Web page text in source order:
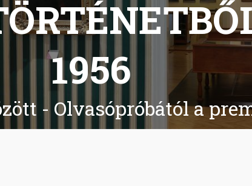
1956
- Olvasópróbától a